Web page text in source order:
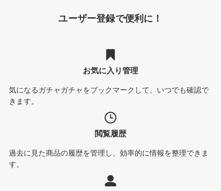
ユーザー登録で便利に！
お気に入り管理
気になるガチャガチャをブックマークして、いつでも確認で
きます。
閲覧履歴
過去に見た商品の履歴を管理し、効率的に情報を整理できま
す。